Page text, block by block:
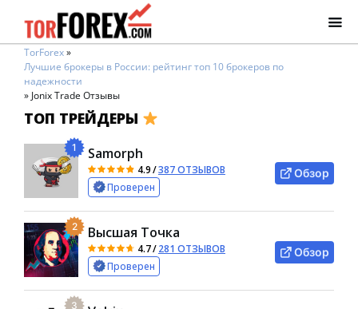
TorForex»
Лучшие брокеры в России: рейтинг топ 10 брокеров по
надежности
» Jonix Trade Отзывы
ТОП ТРЕЙДЕРЫ
1 Samorph
4.9/387 ОТЗЫВОВ
Проверен
Обзор
2 Высшая Точка
4.7/281 ОТЗЫВОВ
Проверен
Обзор
3